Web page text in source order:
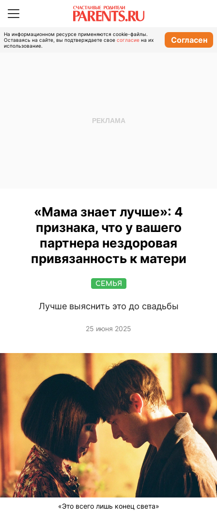
На информационном ресурсе применяются cookie-файлы.
Оставаясь на сайте, вы подтверждаете свое согласие на их
использование.
Согласен
«Мама знает лучше»: 4
признака, что у вашего
партнера нездоровая
привязанность к матери
СЕМЬЯ
Лучше выяснить это до свадьбы
25 июня 2025
«Это всего лишь конец света»